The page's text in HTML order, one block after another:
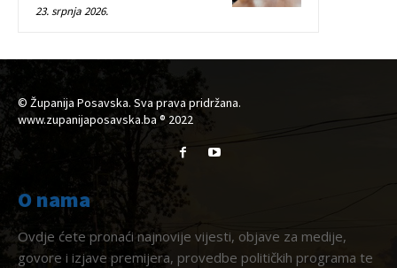
23. srpnja 2026.
© Županija Posavska. Sva prava pridržana.
www.zupanijaposavska.ba ® 2022
O nama
Ovdje ćete pronaći najnovije vijesti, objave za medije,
govore i izjave premijera, provedbe političkih programa te